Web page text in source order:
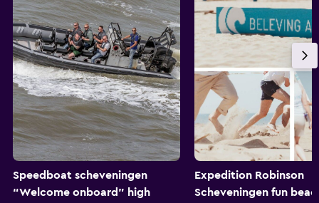
Speedboat scheveningen
“Welcome onboard” high
Expedition Robinson
Scheveningen fun